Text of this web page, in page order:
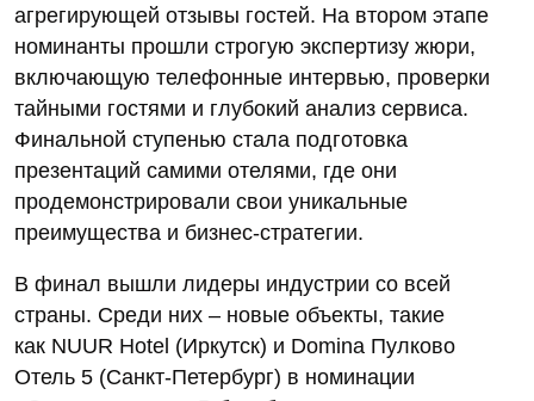
агрегирующей отзывы гостей. На втором этапе
номинанты прошли строгую экспертизу жюри,
включающую телефонные интервью, проверки
тайными гостями и глубокий анализ сервиса.
Финальной ступенью стала подготовка
презентаций самими отелями, где они
продемонстрировали свои уникальные
преимущества и бизнес-стратегии.
В финал вышли лидеры индустрии со всей
страны. Среди них – новые объекты, такие
как NUUR Hotel (Иркутск) и Domina Пулково
Отель 5 (Санкт-Петербург) в номинации